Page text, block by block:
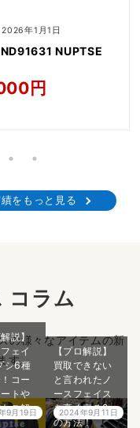
年1月1日
NUPTSE
円
をもっと見る
コラム
の様々なアイテムの新
す。
説】
ェイ
シ6種
コー
トや
ご解
9月19日
【プロ解説】
買取できない
と言われたノ
ースフェイス
を高く売る2つ
の方法！
2024年9月11日